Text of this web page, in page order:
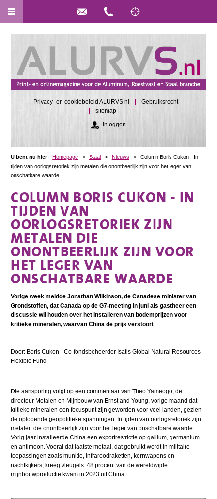
Privacy- en cookiebeleid ALURVS.nl
Gebruiksrecht
sitemap
Inloggen
U bent nu hier Homepage > Staal > Nieuws >
Column Boris Cukon - In
tijden van oorlogsretoriek zijn metalen die onontbeerlijk zijn voor het leger van
onschatbare waarde
COLUMN BORIS CUKON - IN
TIJDEN VAN
OORLOGSRETORIEK ZIJN
METALEN DIE
ONONTBEERLIJK ZIJN VOOR
HET LEGER VAN
ONSCHATBARE WAARDE
Vorige week meldde Jonathan Wilkinson, de Canadese minister van
Grondstoffen, dat Canada op de G7-meeting in juni als gastheer een
discussie wil houden over het installeren van bodemprijzen voor
kritieke mineralen, waarvan China de prijs verstoort
Door: Boris Cukon - Co-fondsbeheerder Isatis Global Natural Resources
Flexible Fund
Die aansporing volgt op een commentaar van Theo Yameogo, de
directeur Metalen en Mijnbouw van Ernst and Young, vorige maand dat
kritieke mineralen een focuspunt zijn geworden voor veel landen, gezien
de oplopende geopolitieke spanningen. In tijden van oorlogsretoriek zijn
metalen die onontbeerlijk zijn voor het leger van onschatbare waarde.
Vorig jaar installeerde China een exportrestrictie op gallium, germanium
en antimoon. Vooral dat laatste metaal, dat gebruikt wordt in militaire
toepassingen zoals munitie, infraroodraketten, kernwapens en
nachtkijkers, kreeg vleugels. 48 procent van de wereldwijde
mijnbouwproductie kwam in 2023 uit China.